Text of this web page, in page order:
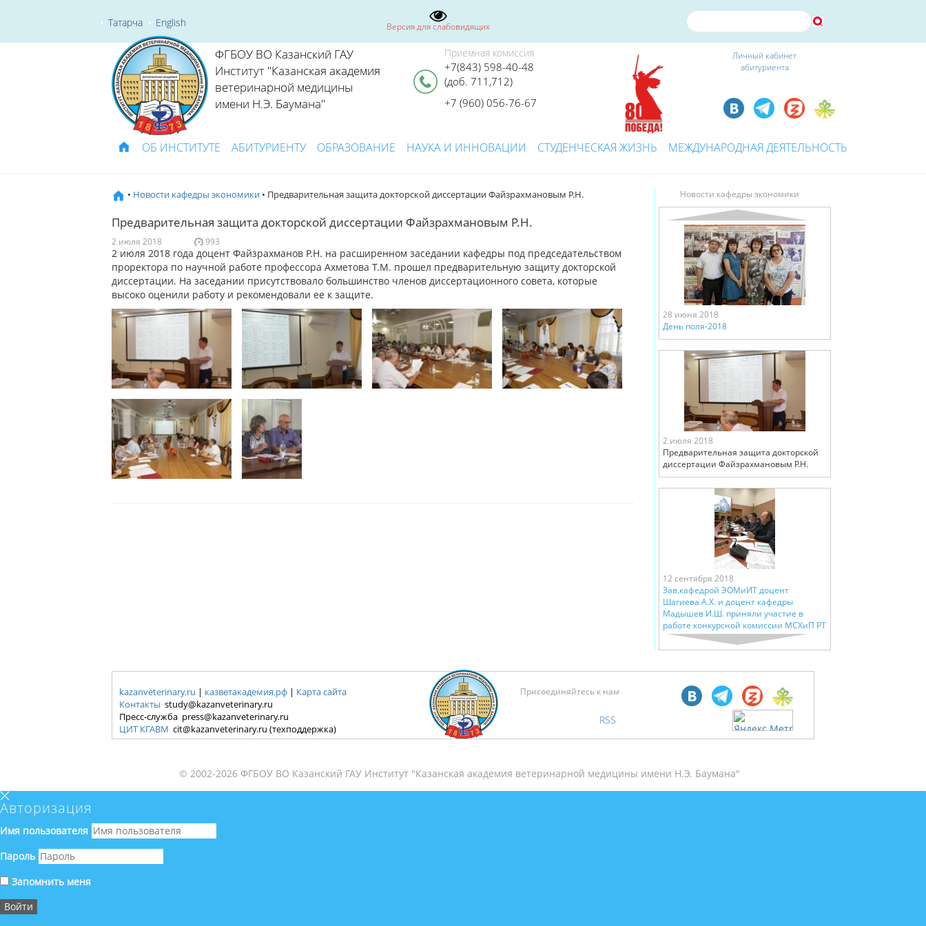
Татарча English Версия для слабовидящих
ФГБОУ ВО Казанский ГАУ
Институт "Казанская академия
ветеринарной медицины
имени Н.Э. Баумана"
Приемная комиссия
+7(843) 598-40-48
(доб. 711,712)
+7 (960) 056-76-67
Личный кабинет
абитуриента
ОБ ИНСТИТУТЕ АБИТУРИЕНТУ ОБРАЗОВАНИЕ НАУКА И ИННОВАЦИИ СТУДЕНЧЕСКАЯ ЖИЗНЬ МЕЖДУНАРОДНАЯ ДЕЯТЕЛЬНОСТЬ
• Новости кафедры экономики • Предварительная защита докторской диссертации Файзрахмановым Р.Н.
Предварительная защита докторской диссертации Файзрахмановым Р.Н.
2 июля 2018 993
2 июля 2018 года доцент Файзрахманов Р.Н. на расширенном заседании кафедры под председательством
проректора по научной работе профессора Ахметова Т.М. прошел предварительную защиту докторской
диссертации. На заседании присутствовало большинство членов диссертационного совета, которые
высоко оценили работу и рекомендовали ее к защите.
Новости кафедры экономики
28 июня 2018
День поля-2018
2 июля 2018
Предварительная защита докторской
диссертации Файзрахмановым Р.Н.
12 сентября 2018
Зав.кафедрой ЭОМиИТ доцент
Шагиева А.Х. и доцент кафедры
Мадышев И.Ш. приняли участие в
работе конкурсной комиссии МСХиП РТ
kazanveterinary.ru | казветакадемия.рф | Карта сайта
Контакты study@kazanveterinary.ru
Пресс-служба press@kazanveterinary.ru
ЦИТ КГАВМ cit@kazanveterinary.ru (техподдержка)
Присоединяйтесь к нам
RSS
© 2002-2026 ФГБОУ ВО Казанский ГАУ Институт "Казанская академия ветеринарной медицины имени Н.Э. Баумана"
Авторизация
Имя пользователя
Пароль
Запомнить меня